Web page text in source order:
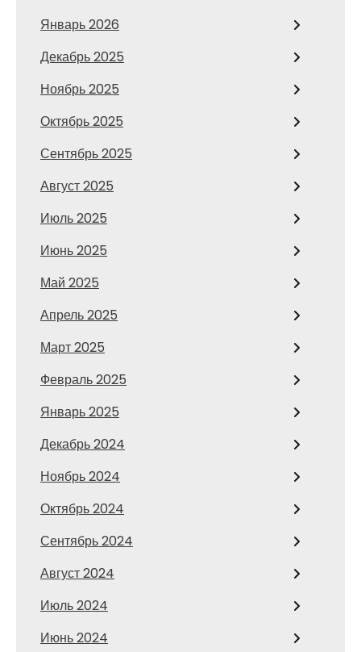
Январь 2026
Декабрь 2025
Ноябрь 2025
Октябрь 2025
Сентябрь 2025
Август 2025
Июль 2025
Июнь 2025
Май 2025
Апрель 2025
Март 2025
Февраль 2025
Январь 2025
Декабрь 2024
Ноябрь 2024
Октябрь 2024
Сентябрь 2024
Август 2024
Июль 2024
Июнь 2024